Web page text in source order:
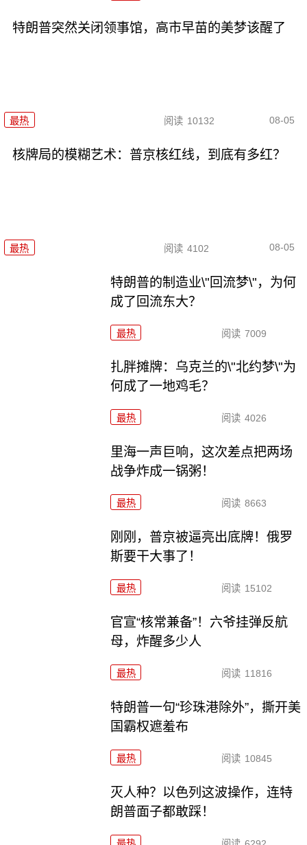
特朗普突然关闭领事馆，高市早苗的美梦该醒了
最热 阅读 10132 08-05
核牌局的模糊艺术：普京核红线，到底有多红？
最热 阅读 4102 08-05
特朗普的制造业\"回流梦\"，为何
成了回流东大？
最热 阅读 7009
扎胖摊牌：乌克兰的\"北约梦\"为
何成了一地鸡毛？
最热 阅读 4026
里海一声巨响，这次差点把两场
战争炸成一锅粥！
最热 阅读 8663
刚刚，普京被逼亮出底牌！俄罗
斯要干大事了！
最热 阅读 15102
官宣“核常兼备”！六爷挂弹反航
母，炸醒多少人
最热 阅读 11816
特朗普一句“珍珠港除外”，撕开美
国霸权遮羞布
最热 阅读 10845
灭人种？以色列这波操作，连特
朗普面子都敢踩！